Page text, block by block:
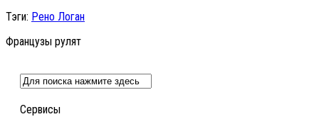
Тэги: Рено Логан
Французы рулят
Сервисы